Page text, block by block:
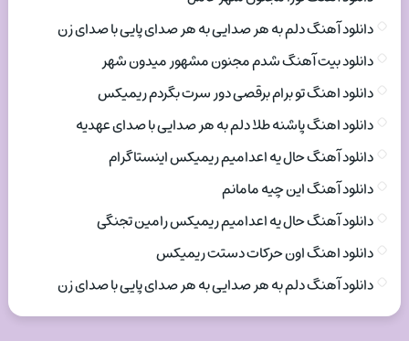
دانلود آهنگ دلم به هر صدایی به هر صدای پایی با صدای زن
دانلود بیت آهنگ شدم مجنون مشهور میدون شهر
دانلود اهنگ تو برام برقصی دور سرت بگردم ریمیکس
دانلود اهنگ پاشنه طلا دلم به هر صدایی با صدای عهدیه
دانلود آهنگ حال یه اعدامیم ریمیکس اینستاگرام
دانلود آهنگ این چیه مامانم
دانلود آهنگ حال یه اعدامیم ریمیکس رامین تجنگی
دانلود اهنگ اون حرکات دستت ریمیکس
دانلود آهنگ دلم به هر صدایی به هر صدای پایی با صدای زن